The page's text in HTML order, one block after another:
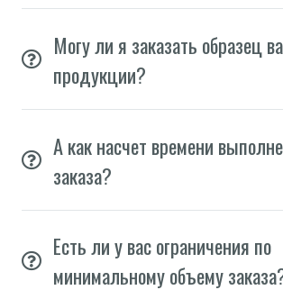
Могу ли я заказать образец
продукции?
А как насчет времени
заказа?
Есть ли у вас ограничения по
минимальному объему